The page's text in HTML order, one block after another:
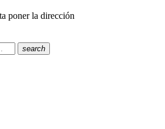
poner la dirección
search